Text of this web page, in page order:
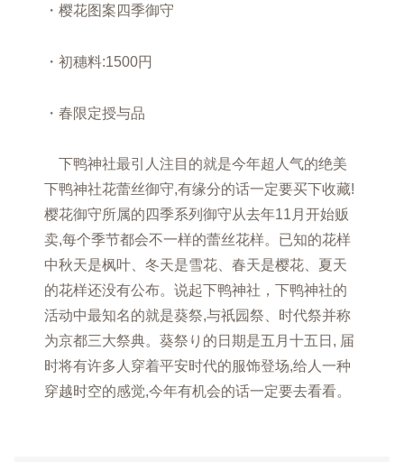
・樱花图案四季御守
・初穗料:1500円
・春限定授与品
下鸭神社最引人注目的就是今年超人气的绝美
下鸭神社花蕾丝御守,有缘分的话一定要买下收藏!
樱花御守所属的四季系列御守从去年11月开始贩
卖,每个季节都会不一样的蕾丝花样。已知的花样
中秋天是枫叶、冬天是雪花、春天是樱花、夏天
的花样还没有公布。说起下鸭神社，下鸭神社的
活动中最知名的就是葵祭,与祇园祭、时代祭并称
为京都三大祭典。葵祭り的日期是五月十五日, 届
时将有许多人穿着平安时代的服饰登场,给人一种
穿越时空的感觉,今年有机会的话一定要去看看。